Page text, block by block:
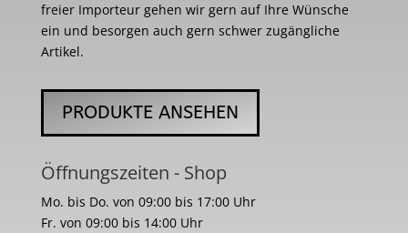
freier Importeur gehen wir gern auf Ihre Wünsche
ein und besorgen auch gern schwer zugängliche
Artikel.
PRODUKTE ANSEHEN
Öffnungszeiten - Shop
Mo. bis Do. von 09:00 bis 17:00 Uhr
Fr. von 09:00 bis 14:00 Uhr